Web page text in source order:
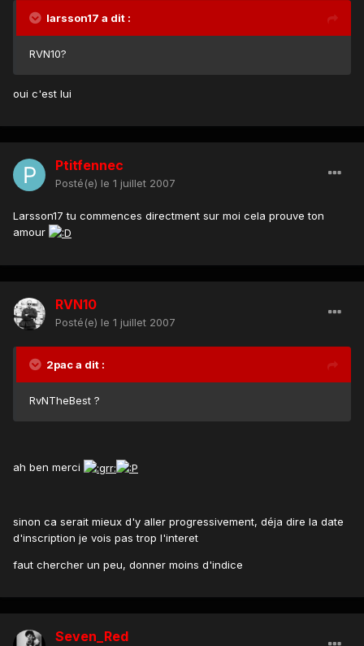
larsson17 a dit :
RVN10?
oui c'est lui
Ptitfennec
Posté(e) le 1 juillet 2007
Larsson17 tu commences directment sur moi cela prouve ton
amour
RVN10
Posté(e) le 1 juillet 2007
2pac a dit :
RvNTheBest ?
ah ben merci
sinon ca serait mieux d'y aller progressivement, déja dire la date
d'inscription je vois pas trop l'interet
faut chercher un peu, donner moins d'indice
Seven_Red